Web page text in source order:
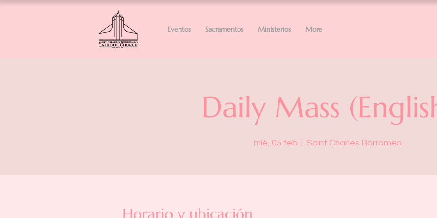
Eventos Sacramentos Ministerios More
Daily Mass
mié, 05 feb
  |
Saint Charles Borromeo
Horario y ubicación